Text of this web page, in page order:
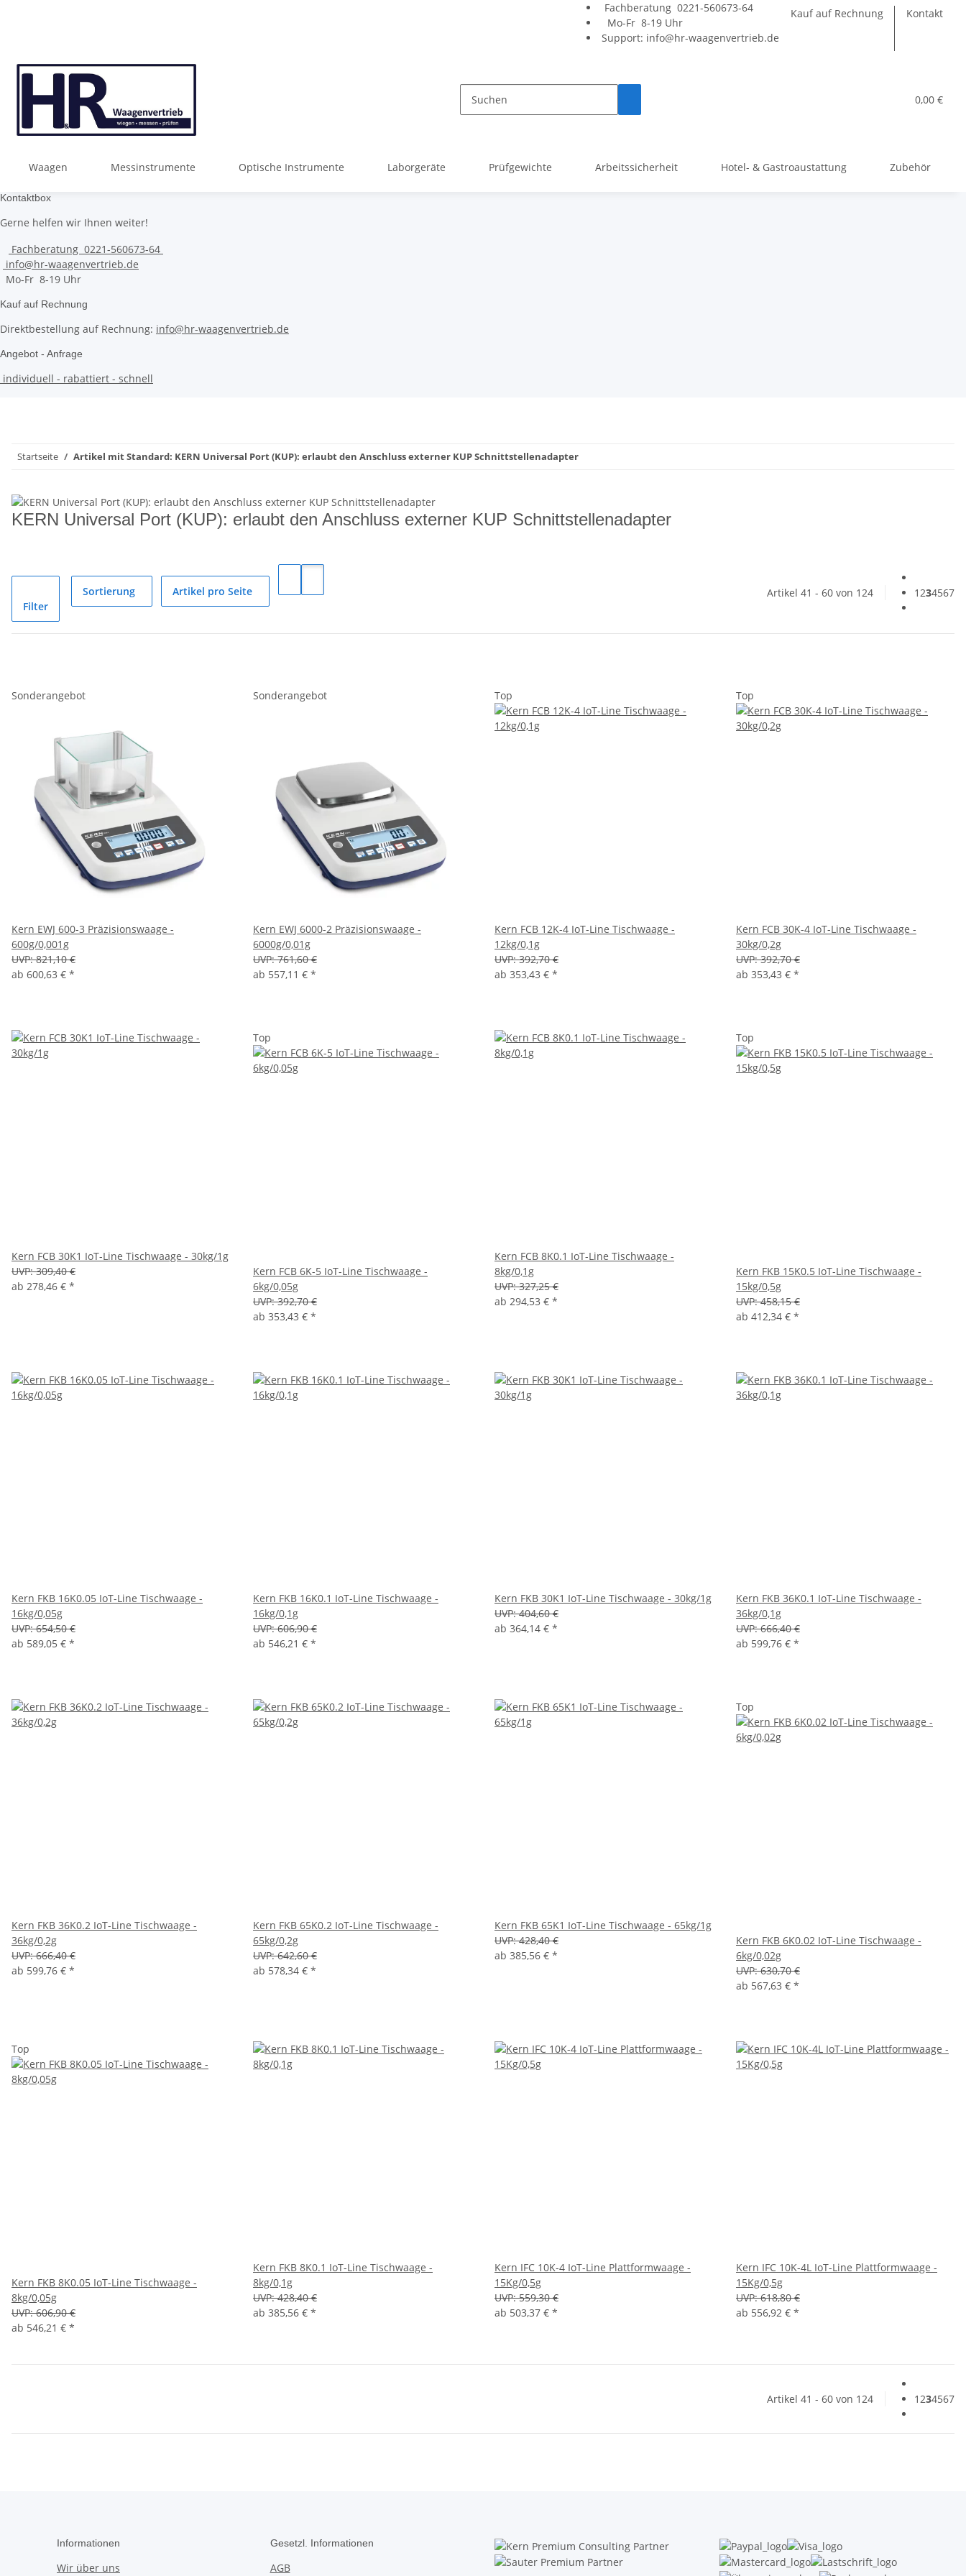
Kauf auf Rechnung Kontakt
Fachberatung 0221-560673-64
Mo-Fr 8-19 Uhr
Support: info@hr-waagenvertrieb.de
0,00 €
Waagen Messinstrumente Optische Instrumente Laborgeräte Prüfgewichte Arbeitssicherheit Hotel- & Gastroaustattung Zubehör
Kontaktbox
Gerne helfen wir Ihnen weiter!
Fachberatung 0221-560673-64
info@hr-waagenvertrieb.de
Mo-Fr 8-19 Uhr
Kauf auf Rechnung
Direktbestellung auf Rechnung: info@hr-waagenvertrieb.de
Angebot - Anfrage
individuell - rabattiert - schnell
Startseite Artikel mit Standard: KERN Universal Port (KUP): erlaubt den Anschluss externer KUP Schnittstellenadapter
KERN Universal Port (KUP): erlaubt den Anschluss externer KUP Schnittstellenadapter
Filter
Sortierung Artikel pro Seite Artikel 41 - 60 von 124 1234567
Sonderangebot
Kern EWJ 600-3 Präzisionswaage -
600g/0,001g
UVP: 821,10 €
ab 600,63 € *
Sonderangebot
Kern EWJ 6000-2 Präzisionswaage -
6000g/0,01g
UVP: 761,60 €
ab 557,11 € *
Top
Kern FCB 12K-4 IoT-Line Tischwaage -
12kg/0,1g
UVP: 392,70 €
ab 353,43 € *
Top
Kern FCB 30K-4 IoT-Line Tischwaage -
30kg/0,2g
UVP: 392,70 €
ab 353,43 € *
Kern FCB 30K1 IoT-Line Tischwaage - 30kg/1g
UVP: 309,40 €
ab 278,46 € *
Top
Kern FCB 6K-5 IoT-Line Tischwaage -
6kg/0,05g
UVP: 392,70 €
ab 353,43 € *
Kern FCB 8K0.1 IoT-Line Tischwaage -
8kg/0,1g
UVP: 327,25 €
ab 294,53 € *
Top
Kern FKB 15K0.5 IoT-Line Tischwaage -
15kg/0,5g
UVP: 458,15 €
ab 412,34 € *
Kern FKB 16K0.05 IoT-Line Tischwaage -
16kg/0,05g
UVP: 654,50 €
ab 589,05 € *
Kern FKB 16K0.1 IoT-Line Tischwaage -
16kg/0,1g
UVP: 606,90 €
ab 546,21 € *
Kern FKB 30K1 IoT-Line Tischwaage - 30kg/1g
UVP: 404,60 €
ab 364,14 € *
Kern FKB 36K0.1 IoT-Line Tischwaage -
36kg/0,1g
UVP: 666,40 €
ab 599,76 € *
Kern FKB 36K0.2 IoT-Line Tischwaage -
36kg/0,2g
UVP: 666,40 €
ab 599,76 € *
Kern FKB 65K0.2 IoT-Line Tischwaage -
65kg/0,2g
UVP: 642,60 €
ab 578,34 € *
Kern FKB 65K1 IoT-Line Tischwaage - 65kg/1g
UVP: 428,40 €
ab 385,56 € *
Top
Kern FKB 6K0.02 IoT-Line Tischwaage -
6kg/0,02g
UVP: 630,70 €
ab 567,63 € *
Top
Kern FKB 8K0.05 IoT-Line Tischwaage -
8kg/0,05g
UVP: 606,90 €
ab 546,21 € *
Kern FKB 8K0.1 IoT-Line Tischwaage -
8kg/0,1g
UVP: 428,40 €
ab 385,56 € *
Kern IFC 10K-4 IoT-Line Plattformwaage -
15Kg/0,5g
UVP: 559,30 €
ab 503,37 € *
Kern IFC 10K-4L IoT-Line Plattformwaage -
15Kg/0,5g
UVP: 618,80 €
ab 556,92 € *
Artikel 41 - 60 von 124 1234567
Informationen
Wir über uns
Gesetzl. Informationen
AGB